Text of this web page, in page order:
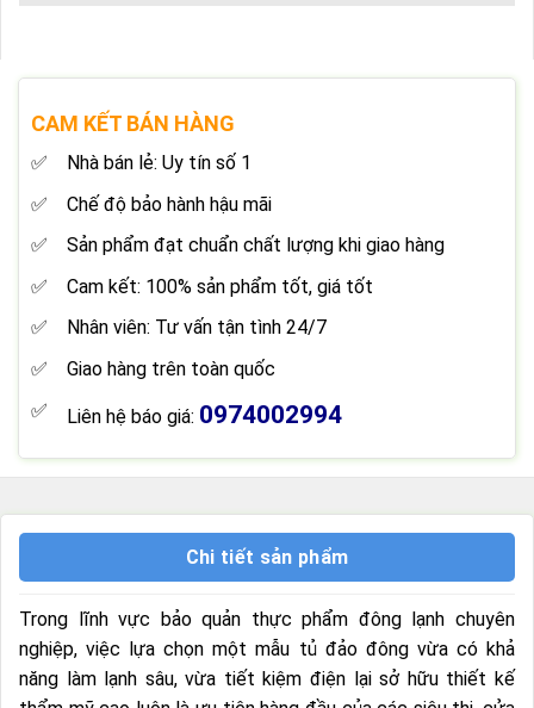
CAM KẾT BÁN HÀNG
Nhà bán lẻ: Uy tín số 1
Chế độ bảo hành hậu mãi
Sản phẩm đạt chuẩn chất lượng khi giao hàng
Cam kết: 100% sản phẩm tốt, giá tốt
Nhân viên: Tư vấn tận tình 24/7
Giao hàng trên toàn quốc
Liên hệ báo giá: 0974002994
Chi tiết sản phẩm
Trong lĩnh vực bảo quản thực phẩm đông lạnh chuyên
nghiệp, việc lựa chọn một mẫu tủ đảo đông vừa có khả
năng làm lạnh sâu, vừa tiết kiệm điện lại sở hữu thiết kế